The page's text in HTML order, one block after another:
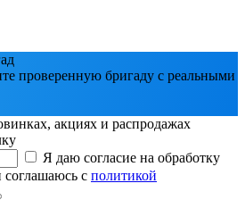
проверенную бригаду с реальными
акциях и распродажах
Я даю согласие на обработку
с политикой